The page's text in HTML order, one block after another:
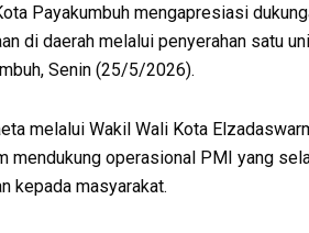
Payakumbuh mengapresiasi
di daerah melalui penyerahan satu
Senin (25/5/2026).
melalui Wakil Wali Kota
mendukung operasional PMI yang
kepada masyarakat.